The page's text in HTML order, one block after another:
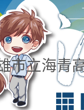
市立海青